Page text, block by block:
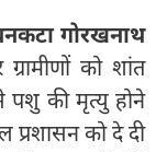
गोरखनाथ
को शांत
पशु की मृत्यु होने
प्रशासन को दे दी